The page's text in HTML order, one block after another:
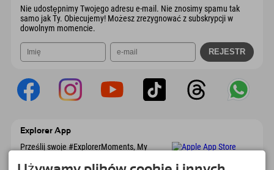
Nie udostępnimy Twojego adresu e-mail. Nie znosimy spamu tak
samo jak Ty. Obiecujemy! Możesz zrezygnować z subskrypcji w
dowolnym momencie.
Explorer App
Prześlij swoje #ExplorerMoments, My
marzeń, przeglądem restauracji i wieloma